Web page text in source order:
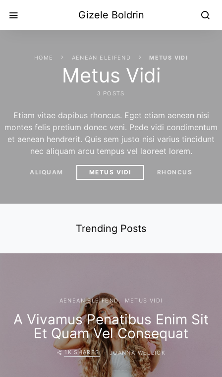
Gizele Boldrin
HOME AENEAN ELEIFEND METUS VIDI
Metus Vidi
3 POSTS
Etiam vitae dapibus rhoncus. Eget etiam aenean nisi
montes felis pretium donec veni. Pede vidi condimentum
et aenean hendrerit. Quis sem justo nisi varius tincidunt
nec aliquam arcu tempus vel laoreet lorem.
ALIQUAM METUS VIDI RHONCUS
Trending Posts
AENEAN ELEIFEND METUS VIDI
A Vivamus Penatibus Enim Sit
Et Quam Vel Consequat
1K SHARES JOANNA WELLICK